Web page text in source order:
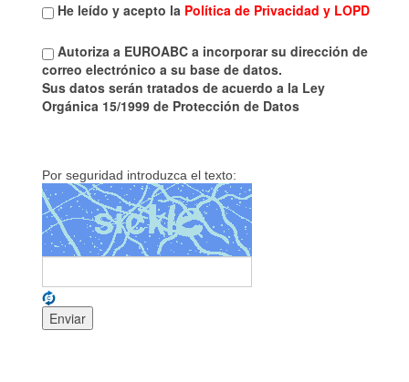
He leído y acepto la Política de Privacidad y LOPD
Autoriza a EUROABC a incorporar su dirección de
correo electrónico a su base de datos.
Sus datos serán tratados de acuerdo a la Ley
Orgánica 15/1999 de Protección de Datos
Por seguridad introduzca el texto: